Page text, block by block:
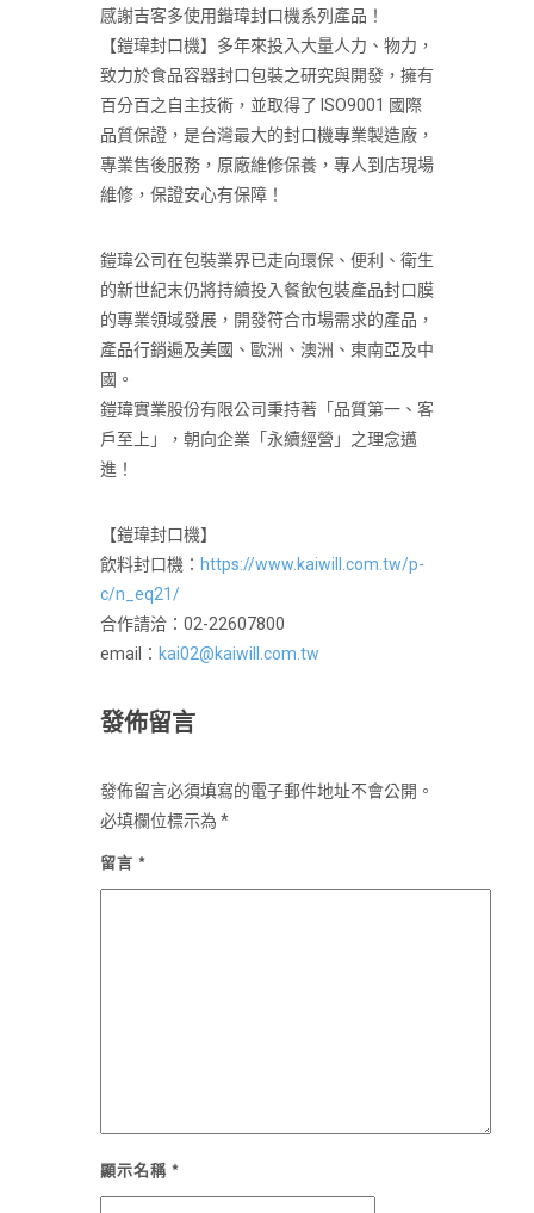
感謝吉客多使用鍇瑋封口機系列產品！
【鎧瑋封口機】多年來投入大量人力、物力，
致力於食品容器封口包裝之研究與開發，擁有
百分百之自主技術，並取得了 ISO9001 國際
品質保證，是台灣最大的封口機專業製造廠，
專業售後服務，原廠維修保養，專人到店現場
維修，保證安心有保障！
鎧瑋公司在包裝業界已走向環保、便利、衛生
的新世紀末仍將持續投入餐飲包裝產品封口膜
的專業領域發展，開發符合市場需求的產品，
產品行銷遍及美國、歐洲、澳洲、東南亞及中
國。
鎧瑋實業股份有限公司秉持著「品質第一、客
戶至上」，朝向企業「永續經營」之理念邁
進！
【鎧瑋封口機】
飲料封口機： https://www.kaiwill.com.tw/p-
c/n_eq21/
合作請洽：02-22607800
email： kai02@kaiwill.com.tw
發佈留言
發佈留言必須填寫的電子郵件地址不會公開。
必填欄位標示為 *
留言 *
顯示名稱 *